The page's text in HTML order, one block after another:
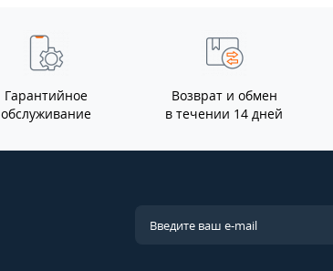
Гарантийное
обслуживание
Возврат и обмен
в течении 14 дней